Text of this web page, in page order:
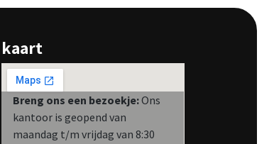
kaart
Breng ons een bezoekje:Ons
kantoor is geopend van
maandag t/m vrijdag van 8:30